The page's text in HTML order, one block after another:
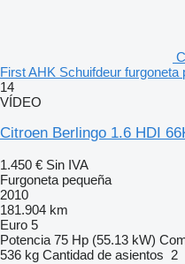
First AHK Schuifdeur furgoneta
14
VÍDEO
Citroen Berlingo 1.6 HDI
1.450 € Sin IVA
Furgoneta pequeña
2010
181.904 km
Euro 5
Potencia 75 Hp (55.13 kW)
536 kg Cantidad de asientos 2